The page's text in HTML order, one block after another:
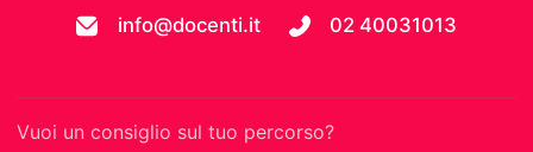
info@docenti.it 02 40031013
Vuoi un consiglio sul tuo percorso?